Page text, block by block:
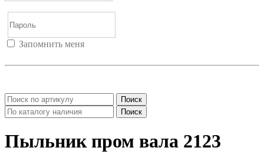
Запомнить меня
Поиск
Поиск
Пыльник пром вала 2123